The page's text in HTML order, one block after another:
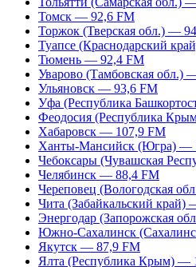
Томск — 92,6 FM
Торжок (Тверская обл.) —
Туапсе (Краснодарский
Тюмень — 92,4 FM
Уварово (Тамбовская обл.)
Ульяновск — 93,6 FM
Уфа (Республика
Феодосия (Республика
Хабаровск — 107,9 FM
Ханты-Мансийск (Югра) —
Чебоксары (Чувашская
Челябинск — 88,4 FM
Череповец (Вологодская
Чита (Забайкальский край)
Энергодар (Запорожская
Южно-Сахалинск
Якутск — 87,9 FM
Ялта (Республика Крым) —